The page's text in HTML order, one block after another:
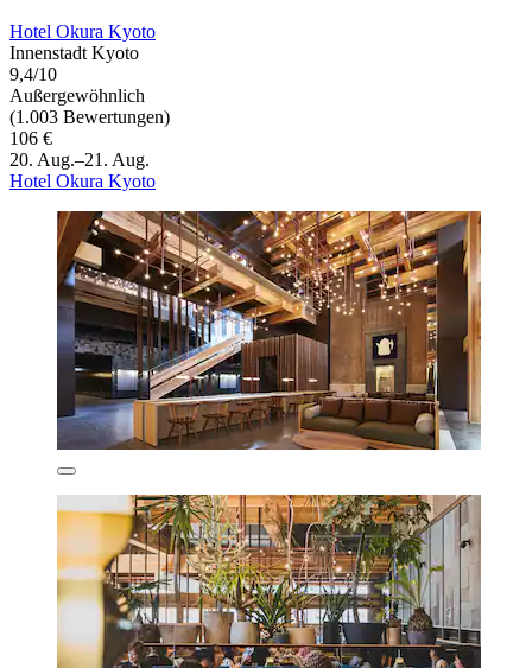
Hotel Okura Kyoto
Innenstadt Kyoto
9,4/10
Außergewöhnlich
(1.003 Bewertungen)
106 €
20. Aug.–21. Aug.
Hotel Okura Kyoto